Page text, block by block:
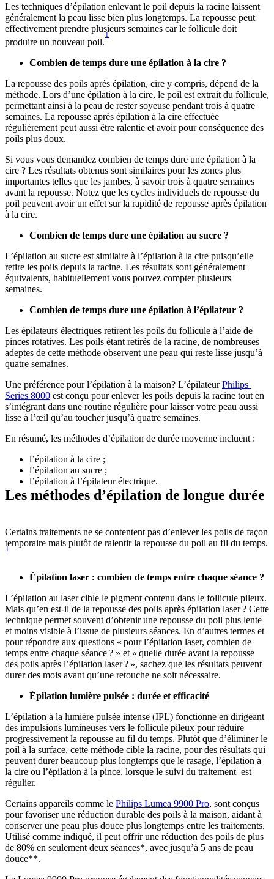
Les techniques d’épilation enlevant le poil depuis la racine laissent
généralement la peau lisse bien plus longtemps. La repousse peut
effectivement prendre plusieurs semaines car le follicule doit
produire un nouveau poil.
1
La repousse des poils après épilation, cire y compris, dépend de la
méthode. Lors d’une épilation à la cire, le poil est extrait du follicule,
permettant ainsi à la peau de rester soyeuse pendant trois à quatre
semaines. La repousse après épilation à la cire effectuée
régulièrement peut aussi être ralentie et avoir pour conséquence des
Si vous vous demandez combien de temps dure une épilation à la
cire ? Les résultats obtenus sont similaires pour les zones plus
importantes telles que les jambes, à savoir trois à quatre semaines
avant la repousse. Notez que les cycles individuels de repousse du
poil peuvent avoir un effet sur la rapidité de repousse après épilation
à la cire.
L’épilation au sucre est similaire à l’épilation à la cire puisqu’elle
retire les poils depuis la racine. Les résultats sont généralement
équivalents, habituellement vous pouvez compter plusieurs
semaines.
Les épilateurs électriques retirent les poils du follicule à l’aide de
pinces rotatives. Les poils étant retirés de la racine, de nombreuses
adeptes de cette méthode observent une peau qui reste lisse jusqu’à
Une préférence pour l’épilation à la maison? L’épilateur Philips
Series 8000 est conçu pour enlever les poils depuis la racine tout en
s’intégrant dans une routine régulière pour laisser votre peau aussi
lisse à l’œil qu’au toucher jusqu’à quatre semaines.
En résumé, les méthodes d’épilation de durée moyenne incluent :
Les méthodes d’épilation de longue durée
Certains traitements ne se contentent pas d’enlever les poils de façon
temporaire mais plutôt de ralentir la repousse du poil au fil du temps.
1
L’épilation au laser cible le pigment contenu dans le follicule pileux.
Mais qu’en est-il de la repousse des poils après épilation laser ? Cette
technique permet souvent d’obtenir une repousse du poil plus lente
et moins visible à l’issue de plusieurs séances. En d’autres termes et
pour répondre aux questions « pour l’épilation laser, combien de
temps entre chaque séance ? » et « quelle durée avant la repousse
des poils après l’épilation laser ? », sachez que les résultats peuvent
durer des mois avant qu’une retouche ne soit nécessaire.
L’épilation à la lumière pulsée intense (IPL) fonctionne en dirigeant
des impulsions lumineuses vers le follicule pileux pour réduire
progressivement la repousse au fil du temps. Plutôt que d’éliminer le
poil à la surface, cette méthode cible la racine, pour des résultats qui
peuvent durer beaucoup plus longtemps que le rasage, l’épilation à
la cire ou l’épilation à la pince, lorsque le suivi du traitement  est
Certains appareils comme le Philips Lumea 9900 Pro, sont conçus
pour favoriser une réduction durable des poils à la maison, aidant à
conserver une peau plus douce plus longtemps entre les traitements.
Utilisé comme indiqué, il peut offrir une réduction des poils de plus
de 80% en seulement deux séances*, avec jusqu’à 5 ans de peau